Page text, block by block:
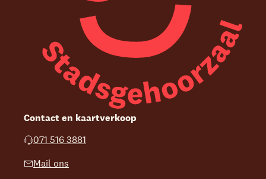
Contact en kaartverkoop
071 516 3881
Mail ons